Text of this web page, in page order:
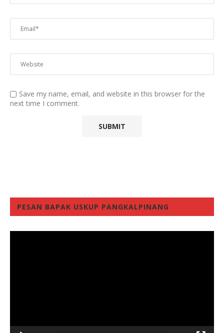
Save my name, email, and website in this browser for the
next time I comment.
PESAN BAPAK USKUP PANGKALPINANG